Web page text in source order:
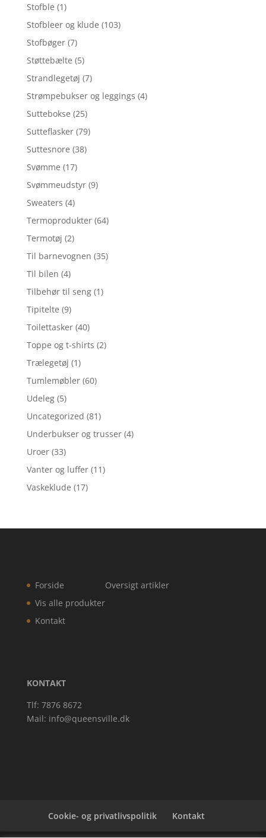
Stofble (1)
Stofbleer og klude (103)
Stofbøger (7)
Støttebælte (5)
Strandlegetøj (7)
Strømpebukser og leggings (4)
Suttebokse (25)
Sutteflasker (79)
Suttesnore (38)
Svømme (17)
Svømmeudstyr (9)
Sweaters (4)
Termoprodukter (64)
Termotøj (2)
Til barnevognen (35)
Til bilen (4)
Tilbehør til seng (1)
Tipitelte (9)
Toilettasker (40)
Toppe og t-shirts (2)
Trælegetøj (1)
Tumlemøbler (60)
Udeleg (5)
Uncategorized (81)
Underbukser og trusser (4)
Uroer (33)
Vanter og luffer (11)
Vaskeklude (17)
Forside
Vis alle produkter
Kontakt
Oversigt artikler
KONTAKT
Tlf: 7876 8672
Mail: info@queensville.dk
Cookie- og privatlivspolitik Kontakt